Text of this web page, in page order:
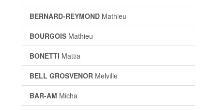
BERNARD-REYMOND Mathieu
BOURGOIS Mathieu
BONETTI Mattia
BELL GROSVENOR Melville
BAR-AM Micha